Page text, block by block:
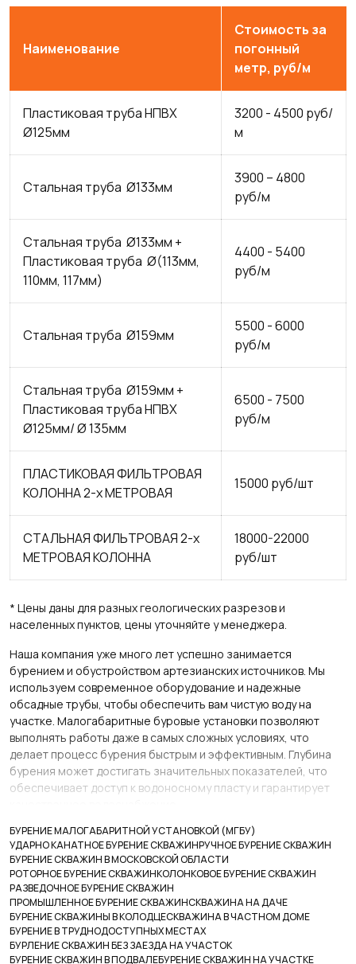
Наименование
Стоимость за
погонный
метр, руб/м
Пластиковая труба НПВХ
Ø125мм
3200 - 4500 руб/
м
Стальная труба Ø133мм
3900 – 4800
руб/м
Стальная труба Ø133мм +
Пластиковая труба Ø(113мм,
110мм, 117мм)
4400 - 5400
руб/м
Стальная труба Ø159мм
5500 - 6000
руб/м
Стальная труба Ø159мм +
Пластиковая труба НПВХ
Ø125мм/ Ø 135мм
6500 - 7500
руб/м
ПЛАСТИКОВАЯ ФИЛЬТРОВАЯ
КОЛОННА 2-х МЕТРОВАЯ
15000 руб/шт
СТАЛЬНАЯ ФИЛЬТРОВАЯ 2-х
МЕТРОВАЯ КОЛОННА
18000-22000
руб/шт
* Цены даны для разных геологических разрезов и
населенных пунктов, цены уточняйте у менеджера.
Наша компания уже много лет успешно занимается
бурением и обустройством артезианских источников. Мы
используем современное оборудование и надежные
обсадные трубы, чтобы обеспечить вам чистую воду на
участке. Малогабаритные буровые установки позволяют
выполнять работы даже в самых сложных условиях, что
делает процесс бурения быстрым и эффективным. Глубина
бурения может достигать значительных показателей, что
обеспечивает доступ к водоносному пласту и гарантирует
Обустройство источника включает установку насосов,
систем фильтрации и автоматического управления, что
позволяет получать чистую питьевую воду на протяжении
всего года. Установленные нами системы водоснабжения
соответствуют всем техническим требованиям и
обеспечивают надежное функционирование в течение
длительного времени. После завершения работ мы
проводим анализ воды и предоставляем все необходимые
БУРЕНИЕ МАЛОГАБАРИТНОЙ УСТАНОВКОЙ (МГБУ)
УДАРНО КАНАТНОЕ БУРЕНИЕ СКВАЖИНРУЧНОЕ БУРЕНИЕ СКВАЖИН
БУРЕНИЕ СКВАЖИН В МОСКОВСКОЙ ОБЛАСТИ
РОТОРНОЕ БУРЕНИЕ СКВАЖИНКОЛОНКОВОЕ БУРЕНИЕ СКВАЖИН
РАЗВЕДОЧНОЕ БУРЕНИЕ СКВАЖИН
ПРОМЫШЛЕННОЕ БУРЕНИЕ СКВАЖИНСКВАЖИНА НА ДАЧЕ
БУРЕНИЕ СКВАЖИНЫ В КОЛОДЦЕСКВАЖИНА В ЧАСТНОМ ДОМЕ
БУРЕНИЕ В ТРУДНОДОСТУПНЫХ МЕСТАХ
БУРЛЕНИЕ СКВАЖИН БЕЗ ЗАЕЗДА НА УЧАСТОК
БУРЕНИЕ СКВАЖИН В ПОДВАЛЕБУРЕНИЕ СКВАЖИН НА УЧАСТКЕ